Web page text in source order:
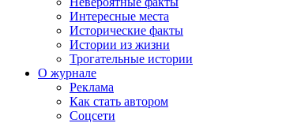
Интересные места
Исторические факты
Истории из жизни
Трогательные истории
О журнале
Реклама
Как стать автором
Соцсети